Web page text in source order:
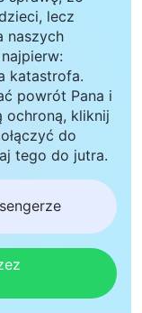
lecz
naszych
katastrofa.
powrót Pana i
ochroną, kliknij
do
tego do jutra.